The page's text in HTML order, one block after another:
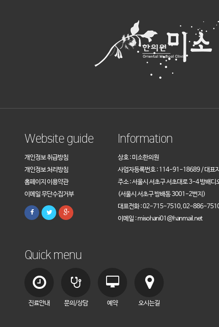
Website guide
개인정보 취급방침
개인정보 처리방침
홈페이지 이용약관
이메일 무단수집거부
Information
상호 : 미소한의원
사업자등록번호 : 114-91-18689 / 대표
주소 : 서울시 서초구 서초대로 3-4 방배
(서울시 서초구 방배동 3001-2번지)
대표전화 : 02-715-7510, 02-886-
이메일 : misohani01@hanmail.net
Quick menu
진료안내 문의/상담 예약 오시는길